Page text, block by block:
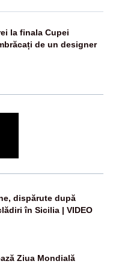
la finala Cupei
de un designer
dispărute după
în Sicilia | VIDEO
Ziua Mondială